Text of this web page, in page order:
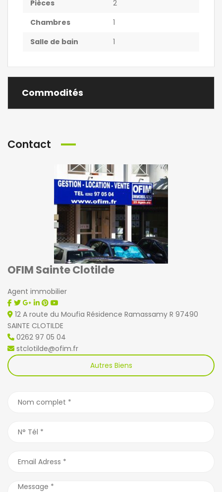
Pièces
2
Chambres
1
Salle de bain
1
Commodités
Contact
OFIM Sainte Clotilde
Agent immobilier
12 A route du Moufia Résidence Ramassamy R 97490
SAINTE CLOTILDE
0262 97 05 04
stclotilde@ofim.fr
Autres Biens